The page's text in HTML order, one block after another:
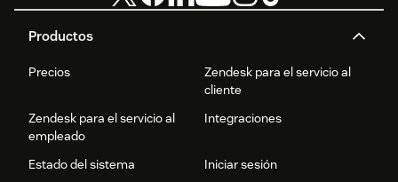
Productos
Precios
Zendesk para el servicio al
cliente
Zendesk para el servicio al
empleado
Integraciones
Estado del sistema
Iniciar sesión